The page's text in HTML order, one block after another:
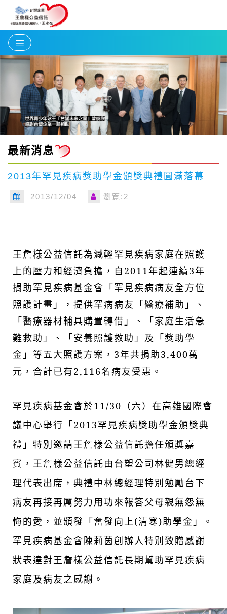
最新消息
2013年罕見疾病獎助學金頒獎典禮圓滿落幕
2013/12/04 瀏覽:2
王詹樣公益信託為減輕罕見疾病家庭在照護
上的壓力和經濟負擔，自2011年起連續3年
捐助罕見疾病基金會「罕見疾病病友全方位
照護計畫」，提供罕病病友「醫療補助」、
「醫療器材輔具購置轉借」、「家庭生活急
難救助」、「安養照護救助」及「獎助學
金」等五大照護方案，3年共捐助3,400萬
元，合計已有2,116名病友受惠。
罕見疾病基金會於11/30（六）在高雄國際會
議中心舉行「2013罕見疾病獎助學金頒獎典
禮」特別邀請王詹樣公益信託擔任頒獎嘉
賓，王詹樣公益信託由台塑公司林健男總經
理代表出席，典禮中林總經理特別勉勵台下
病友再接再厲努力用功來報答父母親無怨無
悔的愛，並頒發「奮發向上(清寒)助學金」。
罕見疾病基金會陳莉茵創辦人特別致贈感謝
狀表達對王詹樣公益信託長期幫助罕見疾病
家庭及病友之感謝 。